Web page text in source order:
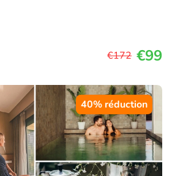
€172 €99
40% réduction